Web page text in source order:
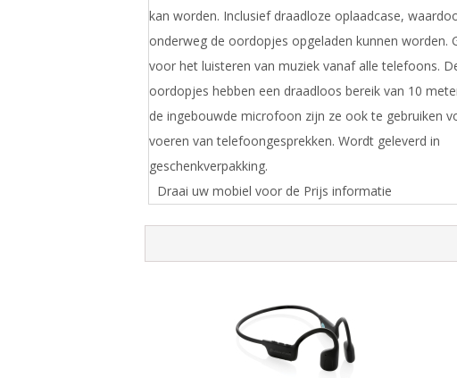
kan worden. Inclusief draadloze oplaadcase,
onderweg de oordopjes opgeladen kunnen worden.
voor het luisteren van muziek vanaf alle telefoons.
oordopjes hebben een draadloos bereik van 10
de ingebouwde microfoon zijn ze ook te gebruiken
voeren van telefoongesprekken. Wordt geleverd in
geschenkverpakking.
Draai uw mobiel voor de Prijs informatie